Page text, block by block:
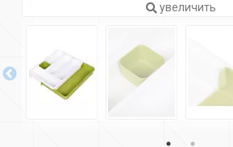
увеличить